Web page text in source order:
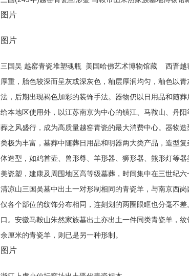
图片
图片
三国吴 越窑青瓷堆塑魂瓶 美国哈佛艺术博物馆藏 西晋越
厚重，胎色较深而呈灰或深灰色，釉层厚润均匀，釉色以
法，后期出现褐色加彩的装饰手法。器物仍以日用品和随
给本地区使用外，以江苏南京为中心的镇江、马鞍山、丹
葬之风盛行，成为高质量越窑青瓷的最大消费中心。器物
类极为丰富，墓葬中随葬日用品和明器两大类产品，造型
体造型，如鸡首壶、兽形尊、羊形器、狮形器、熊形灯等
美瓷塑，建康及周围地区高等级墓葬，时间集中在三世纪
清凉山三国吴墓中出土一对形制相同的青瓷羊，与南京西
仅各个部位的纹饰分布相同，连刻划的两圈眼眶也分毫不
口。安徽马鞍山朱然家族墓出土亦出土一件同类青瓷羊，
余厘米的青瓷羊，则已是另一种形制。
图片